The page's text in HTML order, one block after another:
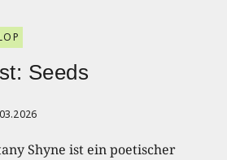
Seeds
Shyne ist ein poetischer